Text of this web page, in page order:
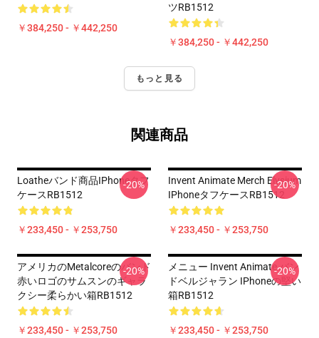
￥384,250 - ￥442,250
ツRB1512
￥384,250 - ￥442,250
もっと見る
関連商品
Loatheバンド商品iPhoneタフ
ケースRB1512
￥233,450 - ￥253,750
-20%
Invent Animate Merch Elysium
IPhoneタフケースRB1512
￥233,450 - ￥253,750
-20%
アメリカのmetalcoreのバンド
赤いロゴのサムスンのギャラ
クシー柔らかい箱RB1512
￥233,450 - ￥253,750
-20%
メニュー Invent Animate バン
ドベルジャラン IPhoneの堅い
箱RB1512
￥233,450 - ￥253,750
-20%